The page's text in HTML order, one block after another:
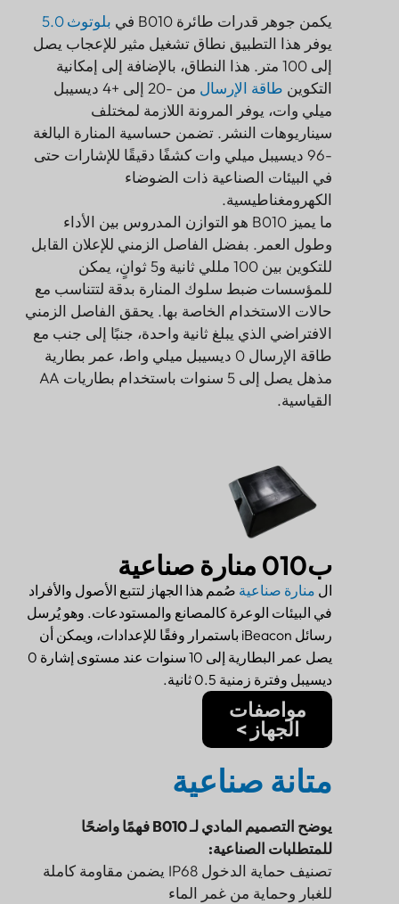
يكمن جوهر قدرات طائرة B010 في
بلوتوث 5.0
يوفر هذا التطبيق نطاق تشغيل مثير للإعجاب يصل
إلى 100 متر. هذا النطاق، بالإضافة إلى إمكانية
التكوين طاقة الإرسال
من -20 إلى +4 ديسيبل
ميلي وات، يوفر المرونة اللازمة لمختلف
سيناريوهات النشر. تضمن حساسية المنارة البالغة
-96 ديسيبل ميلي وات كشفًا دقيقًا للإشارات حتى
في البيئات الصناعية ذات الضوضاء
الكهرومغناطيسية.
ما يميز B010 هو التوازن المدروس بين الأداء
وطول العمر. بفضل الفاصل الزمني للإعلان القابل
للتكوين بين 100 مللي ثانية و5 ثوانٍ، يمكن
للمؤسسات ضبط سلوك المنارة بدقة لتتناسب مع
حالات الاستخدام الخاصة بها. يحقق الفاصل الزمني
الافتراضي الذي يبلغ ثانية واحدة، جنبًا إلى جنب مع
طاقة الإرسال 0 ديسيبل ميلي واط، عمر بطارية
مذهل يصل إلى 5 سنوات باستخدام بطاريات AA
القياسية.
ب010 منارة صناعية
ال منارة صناعية صُمم هذا الجهاز لتتبع الأصول والأفراد
في البيئات الوعرة كالمصانع والمستودعات. وهو يُرسل
رسائل iBeacon باستمرار وفقًا للإعدادات، ويمكن أن
يصل عمر البطارية إلى 10 سنوات عند مستوى إشارة 0
ديسيبل وفترة زمنية 0.5 ثانية.
مواصفات
الجهاز >
متانة صناعية
يوضح التصميم المادي لـ B010 فهمًا واضحًا
للمتطلبات الصناعية:
تصنيف حماية الدخول IP68 يضمن مقاومة كاملة
للغبار وحماية من غمر الماء